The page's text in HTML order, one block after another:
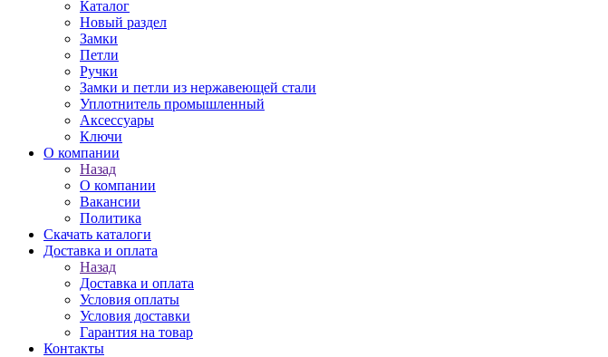
Каталог
Новый раздел
Замки
Петли
Ручки
Замки и петли из нержавеющей стали
Уплотнитель промышленный
Аксессуары
Ключи
О компании
Назад
О компании
Вакансии
Политика
Скачать каталоги
Доставка и оплата
Назад
Доставка и оплата
Условия оплаты
Условия доставки
Гарантия на товар
Контакты